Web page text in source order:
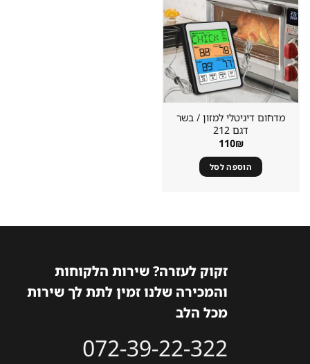
מוצר
במועדפים
מדחום דיגיטלי למזון / בשר
דגם 212
110₪
הוספה לסל
זקוק לעזרה? שירות הלקוחות
והמכירה שלנו זמין לתת לך שירות
מכל הלב
072-39-22-322